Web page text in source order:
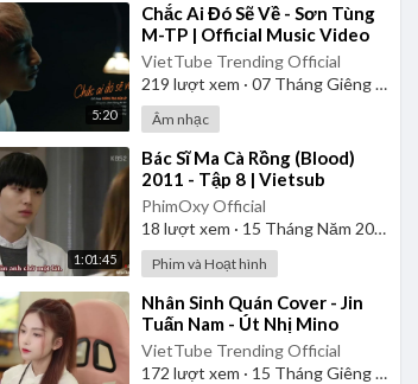
5:20
⁣Chắc Ai Đó Sẽ Về - Sơn Tùng
M-TP | Official Music Video
VietTube Trending Official
219 lượt xem · 07 Tháng Giêng 2025
Âm nhạc
1:01:45
⁣Bác Sĩ Ma Cà Rồng (Blood)
2011 - Tập 8 | Vietsub
PhimOxy Official
18 lượt xem · 15 Tháng Năm 2026
Phim và Hoạt hình
⁣Nhân Sinh Quán Cover - Jin
Tuấn Nam - Út Nhị Mino
VietTube Trending Official
172 lượt xem · 15 Tháng Giêng 2025